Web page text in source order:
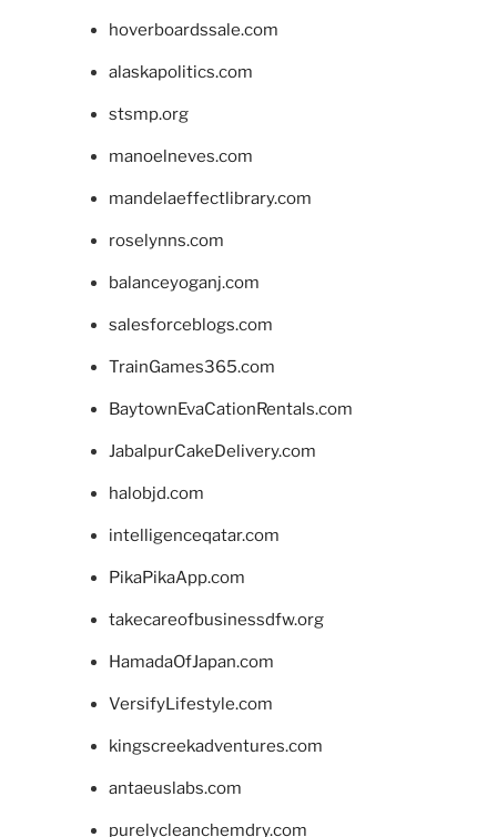
hoverboardssale.com
alaskapolitics.com
stsmp.org
manoelneves.com
mandelaeffectlibrary.com
roselynns.com
balanceyoganj.com
salesforceblogs.com
TrainGames365.com
BaytownEvaCationRentals.com
JabalpurCakeDelivery.com
halobjd.com
intelligenceqatar.com
PikaPikaApp.com
takecareofbusinessdfw.org
HamadaOfJapan.com
VersifyLifestyle.com
kingscreekadventures.com
antaeuslabs.com
purelycleanchemdry.com